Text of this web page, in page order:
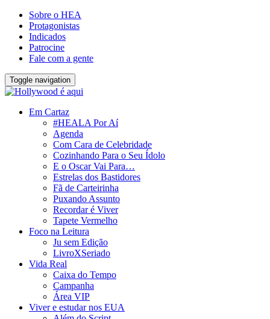
Sobre o HEA
Protagonistas
Indicados
Patrocine
Fale com a gente
Toggle navigation
Em Cartaz
#HEALA Por Aí
Agenda
Com Cara de Celebridade
Cozinhando Para o Seu Ídolo
E o Oscar Vai Para…
Estrelas dos Bastidores
Fã de Carteirinha
Puxando Assunto
Recordar é Viver
Tapete Vermelho
Foco na Leitura
Ju sem Edição
LivroXSeriado
Vida Real
Caixa do Tempo
Campanha
Área VIP
Viver e estudar nos EUA